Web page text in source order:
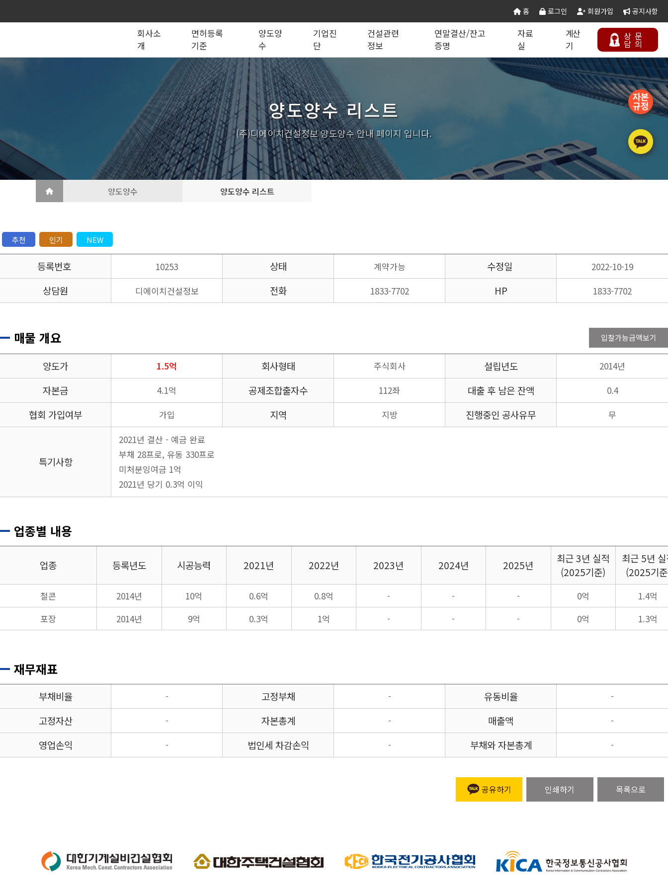
홈 로그인 회원가입 공지사항
회사소
개
면허등록
기준
양도양
수
기업진
단
건설관련
정보
연말결산/잔고
증명
자료
실
계산
기
상
담
문
의
회사소개 사업영역
전문건설업
지반조성·포장공사업
실내건축공사업
도장·습식·방수·석공사업
조경식재·시설물공사업
철근·콘크리트공사업
구조물해체·비계공사업
상·하수도설비공사업
철도·궤도공사업
철강구조물공사업
수중·준설공사업
승강기·삭도공사업
시설물유지관리업(폐지)
기계설비·가스공사업
가스·난방공사업
금속·창호·지붕
전기공사업
소방시설공사업
대지조성사업자
나무병원
산림사업법인
엔지니어링사업자
개인하수처리시설·
설계시공업
승강기유지관리업
등록절차
상담하기
양도양수 리스트
공제조합 실태조사 기재사항변경 건설컬럼
국가계약법령관계서식 건설업등록서식 건설공무서식
실질자본금 계산기
양도양수 리스트
(주)디에이치건설정보 양도양수 안내 페이지 입니다.
양도양수 양도양수 리스트
추천 인기 NEW
등록번호 10253 상태 계약가능 수정일 2022-10-19
상담원 디에이치건설정보 전화 1833-7702 HP 1833-7702
매물 개요 입찰가능금액보기
양도가 1.5억 회사형태 주식회사 설립년도 2014년
자본금 4.1억 공제조합출자수 112좌 대출 후 남은 잔액 0.4
협회 가입여부 가입 지역 지방 진행중인 공사유무 무
특기사항
2021년 결산 - 예금 완료
부채 28프로, 유동 330프로
미처분잉여금 1억
2021년 당기 0.3억 이익
업종별 내용
업종 등록년도 시공능력 2021년 2022년 2023년 2024년 2025년
최근3년 실적
(2025기준)
최근 5년
(2025기
철콘 2014년 10억 0.6억 0.8억 - - - 0억
1.4억
포장
2014년 9억 0.3억 1억 - - - 0억 1.3억
재무재표
부채비율 - 고정부채 - 유동비율 -
고정자산 - 자본총계 - 매출액 -
영업손익 - 법인세 차감손익 - 부채와 자본총계 -
공유하기 인쇄하기 목록으로